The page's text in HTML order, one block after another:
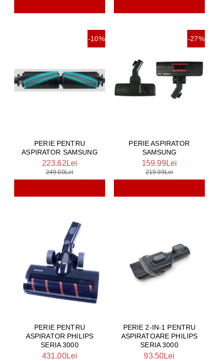
-10%
PERIE PENTRU
ASPIRATOR SAMSUNG
223.62Lei
249.00Lei
-27%
PERIE ASPIRATOR
SAMSUNG
159.99Lei
219.99Lei
PERIE PENTRU
ASPIRATOR PHILIPS
SERIA 3000
431.00Lei
PERIE 2-IN-1 PENTRU
ASPIRATOARE PHILIPS
SERIA 3000
93.50Lei